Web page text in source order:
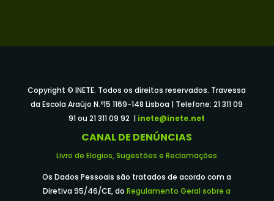
Copyright © INETE. Todos os direitos reservados. Travessa
da Escola Araújo N.º15 1169-148 Lisboa | Telefone: 21 311 09
91 ou 21 311 09 92 | inete@inete.net
CANAL DE DENÚNCIAS
Livro de Elogios, Sugestões e Reclamações
Os Dados Pessoais são tratados de acordo com a
Diretiva 95/46/CE, doRegulamento Geral sobre a